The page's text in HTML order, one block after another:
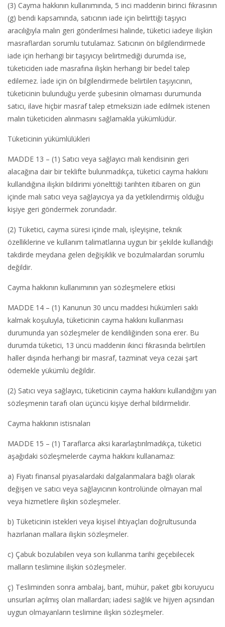
(3) Cayma hakkının kullanımında, 5 inci maddenin birinci fıkrasının
(g) bendi kapsamında, satıcının iade için belirttiği taşıyıcı
aracılığıyla malın geri gönderilmesi halinde, tüketici iadeye ilişkin
masraflardan sorumlu tutulamaz. Satıcının ön bilgilendirmede
iade için herhangi bir taşıyıcıyı belirtmediği durumda ise,
tüketiciden iade masrafına ilişkin herhangi bir bedel talep
edilemez. İade için ön bilgilendirmede belirtilen taşıyıcının,
tüketicinin bulunduğu yerde şubesinin olmaması durumunda
satıcı, ilave hiçbir masraf talep etmeksizin iade edilmek istenen
malın tüketiciden alınmasını sağlamakla yükümlüdür.
Tüketicinin yükümlülükleri
MADDE 13 – (1) Satıcı veya sağlayıcı malı kendisinin geri
alacağına dair bir teklifte bulunmadıkça, tüketici cayma hakkını
kullandığına ilişkin bildirimi yönelttiği tarihten itibaren on gün
içinde malı satıcı veya sağlayıcıya ya da yetkilendirmiş olduğu
kişiye geri göndermek zorundadır.
(2) Tüketici, cayma süresi içinde malı, işleyişine, teknik
özelliklerine ve kullanım talimatlarına uygun bir şekilde kullandığı
takdirde meydana gelen değişiklik ve bozulmalardan sorumlu
değildir.
Cayma hakkının kullanımının yan sözleşmelere etkisi
MADDE 14 – (1) Kanunun 30 uncu maddesi hükümleri saklı
kalmak koşuluyla, tüketicinin cayma hakkını kullanması
durumunda yan sözleşmeler de kendiliğinden sona erer. Bu
durumda tüketici, 13 üncü maddenin ikinci fıkrasında belirtilen
haller dışında herhangi bir masraf, tazminat veya cezai şart
ödemekle yükümlü değildir.
(2) Satıcı veya sağlayıcı, tüketicinin cayma hakkını kullandığını yan
sözleşmenin tarafı olan üçüncü kişiye derhal bildirmelidir.
Cayma hakkının istisnaları
MADDE 15 – (1) Taraflarca aksi kararlaştırılmadıkça, tüketici
aşağıdaki sözleşmelerde cayma hakkını kullanamaz:
a) Fiyatı finansal piyasalardaki dalgalanmalara bağlı olarak
değişen ve satıcı veya sağlayıcının kontrolünde olmayan mal
veya hizmetlere ilişkin sözleşmeler.
b) Tüketicinin istekleri veya kişisel ihtiyaçları doğrultusunda
hazırlanan mallara ilişkin sözleşmeler.
c) Çabuk bozulabilen veya son kullanma tarihi geçebilecek
malların teslimine ilişkin sözleşmeler.
ç) Tesliminden sonra ambalaj, bant, mühür, paket gibi koruyucu
unsurları açılmış olan mallardan; iadesi sağlık ve hijyen açısından
uygun olmayanların teslimine ilişkin sözleşmeler.